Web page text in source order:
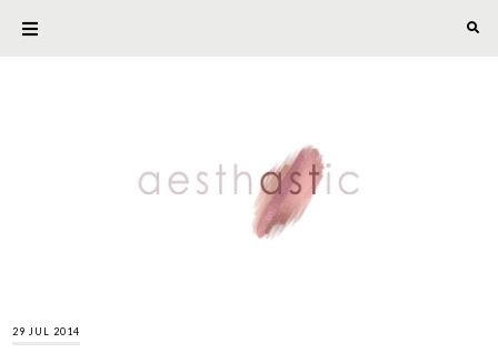
29 JUL 2014